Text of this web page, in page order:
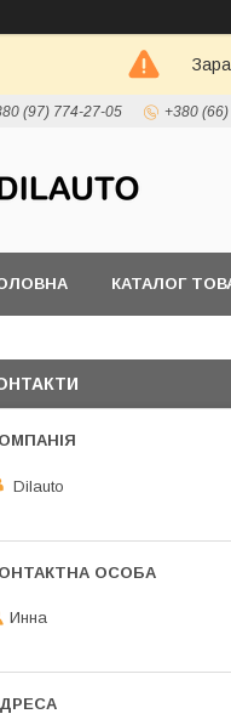
(97) 774-27-05 +380
КАТАЛОГ
Dilauto
Инна